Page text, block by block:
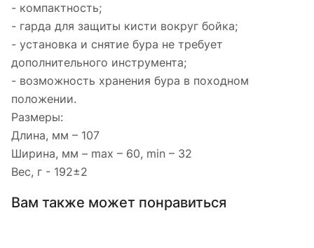
- компактность;
- гарда для защиты кисти вокруг бойка;
- установка и снятие бура не требует
дополнительного инструмента;
- возможность хранения бура в походном
положении.
Размеры:
Длина, мм – 107
Ширина, мм – mах – 60, min – 32
Вес, г - 192±2
Вам также может понравиться